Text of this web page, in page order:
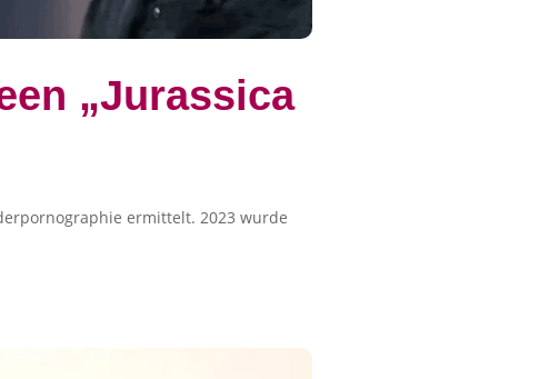
„Jurassica
ermittelt. 2023 wurde